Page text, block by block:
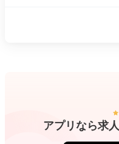
アプリなら求